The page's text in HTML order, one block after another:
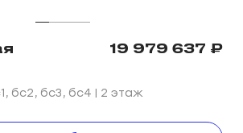
19 979 637 ₽
ㅤㅤㅤбс1, бс2, бс3, бс4 | 2 этаж